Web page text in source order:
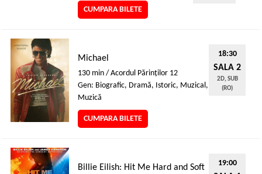
CUMPARA BILETE
Michael
130 min / Acordul Părinţilor 12
Gen: Biografic, Dramă, Istoric, Muzical,
Muzică
CUMPARA BILETE
18:30
SALA 2
2D, SUB
(RO)
Billie Eilish: Hit Me Hard and Soft
19:00